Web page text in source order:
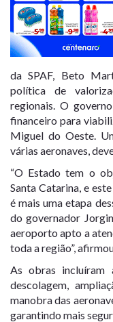
da SPAF, Beto
política de
regionais. O
financeiro para
Miguel do Oeste.
várias aeronaves,
“O Estado tem o
Santa Catarina, e
é mais uma etapa
do governador
aeroporto apto a
toda a região”,
As obras incluíram
descolagem,
manobra das
garantindo mais